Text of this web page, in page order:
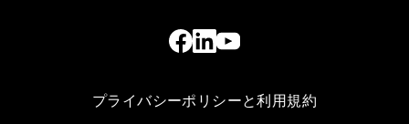
プライバシーポリシーと利用規約